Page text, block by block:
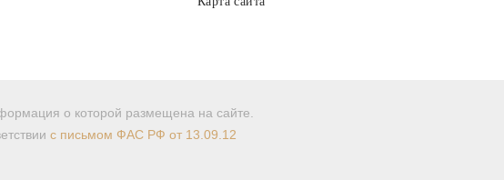
о которой размещена на сайте.
с письмом ФАС РФ от 13.09.12